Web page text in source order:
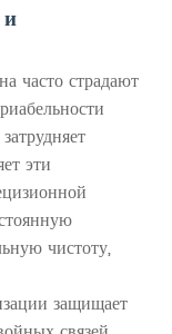
часто страдают
эти
чистоту,
защищает